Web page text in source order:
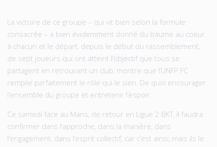
La victoire de ce groupe – qui vit bien selon la formule
consacrée – a bien évidemment donné du baume au coeur
à chacun et le départ, depuis le début du rassemblement,
de sept joueurs qui ont atteint l’objectif que tous se
partagent en retrouvant un club, montre que l’UNFP FC
remplie parfaitement le rôle qui le sien. De quoi encourager
l’ensemble du groupe et entretenir l’espoir.
Ce samedi face au Mans, de retour en Ligue 2 BKT, il faudra
confirmer dans l’approche, dans la manière, dans
l’engagement, dans l’esprit collectif, car c’est ainsi, mais ils le